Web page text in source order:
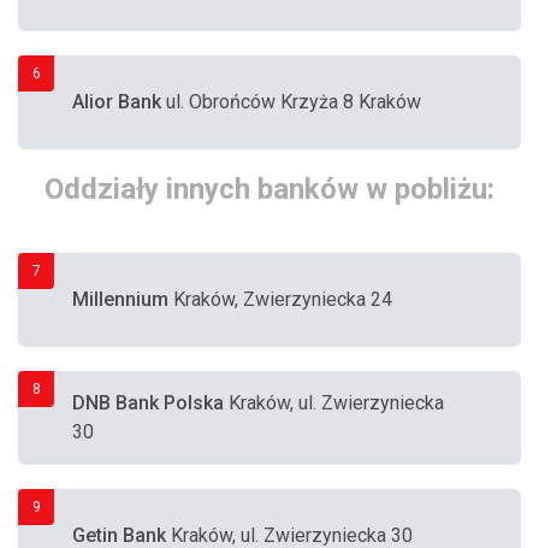
6
Alior Bankul. Obrońców Krzyża 8 Kraków
Oddziały innych banków w pobliżu:
7
Millennium Kraków, Zwierzyniecka 24
8
DNB Bank Polska Kraków, ul. Zwierzyniecka
30
9
Getin BankKraków, ul. Zwierzyniecka 30